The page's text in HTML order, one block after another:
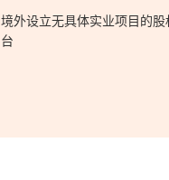
境外设立无具体实业项目的
台